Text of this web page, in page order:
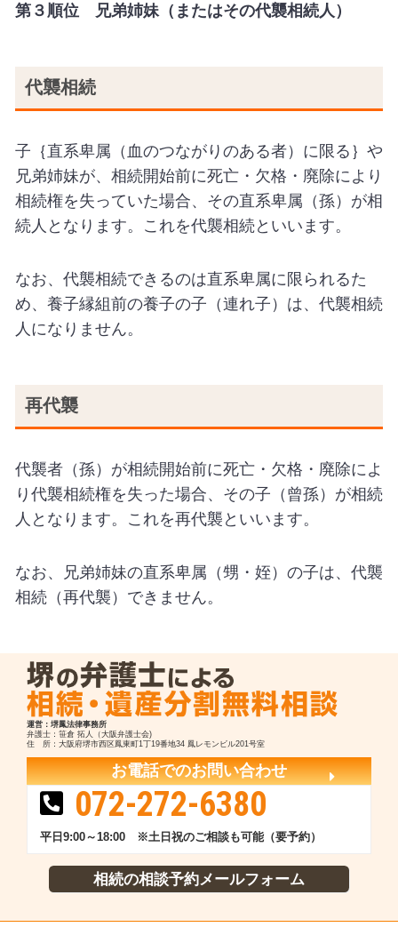
第３順位 兄弟姉妹（またはその代襲相続人）
代襲相続
子｛直系卑属（血のつながりのある者）に限る｝や
兄弟姉妹が、相続開始前に死亡・欠格・廃除により
相続権を失っていた場合、その直系卑属（孫）が相
続人となります。これを代襲相続といいます。
なお、代襲相続できるのは直系卑属に限られるた
め、養子縁組前の養子の子（連れ子）は、代襲相続
人になりません。
再代襲
代襲者（孫）が相続開始前に死亡・欠格・廃除によ
り代襲相続権を失った場合、その子（曾孫）が相続
人となります。これを再代襲といいます。
なお、兄弟姉妹の直系卑属（甥・姪）の子は、代襲
相続（再代襲）できません。
運営：堺鳳法律事務所
弁護士：笹倉 拓人（大阪弁護士会)
住 所：大阪府堺市西区鳳東町1丁19番地34 鳳レモンビル201号室
お電話でのお問い合わせ
072-272-6380
平日9:00～18:00 ※土日祝のご相談も可能（要予約）
相続の相談予約メールフォーム